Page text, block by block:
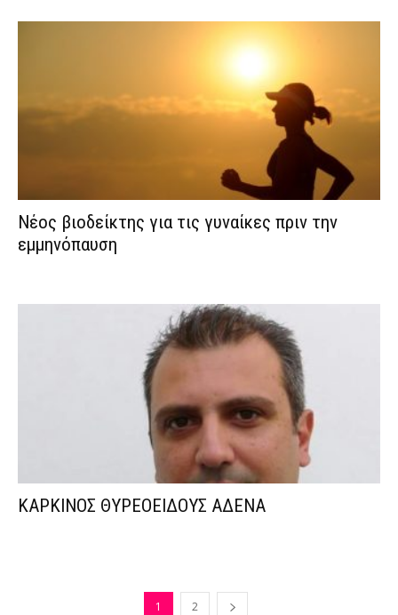
Νέος βιοδείκτης για τις γυναίκες πριν την
εμμηνόπαυση
ΚΑΡΚΙΝΟΣ ΘΥΡΕΟΕΙΔΟΥΣ ΑΔΕΝΑ
1 2